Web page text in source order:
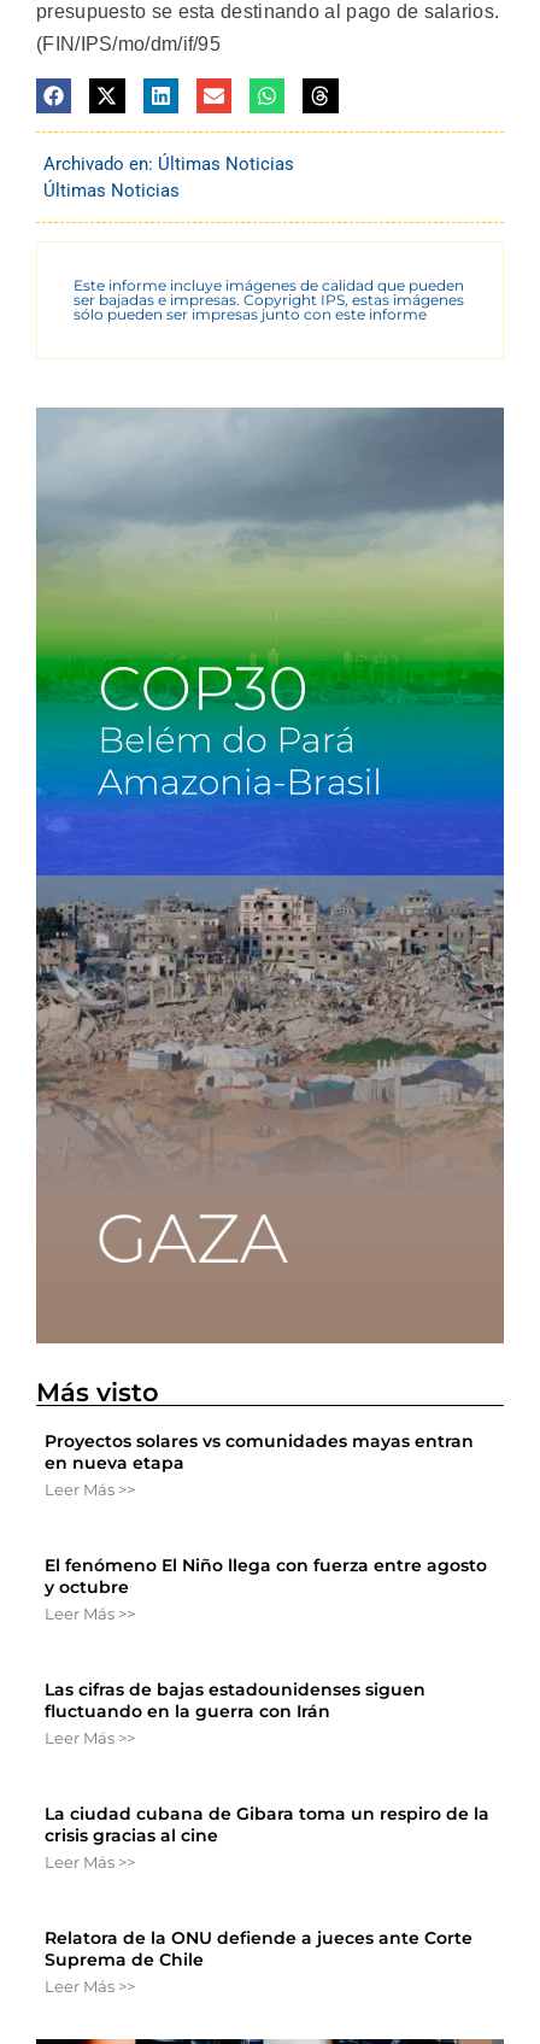
presupuesto se esta destinando al pago de salarios.
(FIN/IPS/mo/dm/if/95
Archivado en: Últimas Noticias
Últimas Noticias
Este informe incluye imágenes de calidad que pueden
ser bajadas e impresas. Copyright IPS, estas imágenes
sólo pueden ser impresas junto con este informe
Más visto
Proyectos solares vs comunidades mayas entran
en nueva etapa
Leer Más >>
El fenómeno El Niño llega con fuerza entre agosto
y octubre
Leer Más >>
Las cifras de bajas estadounidenses siguen
fluctuando en la guerra con Irán
Leer Más >>
La ciudad cubana de Gibara toma un respiro de la
crisis gracias al cine
Leer Más >>
Relatora de la ONU defiende a jueces ante Corte
Suprema de Chile
Leer Más >>